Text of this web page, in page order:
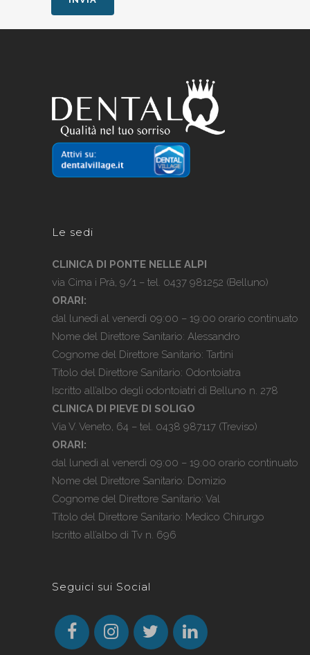
Le sedi
CLINICA DI PONTE NELLE ALPI
via Cima i Prà, 9/1 – tel. 0437 981252 (Belluno)
ORARI:
dal lunedì al venerdì 09:00 – 19:00 orario continuato
Nome del Direttore Sanitario: Alessandro
Cognome del Direttore Sanitario: Tartini
Titolo del Direttore Sanitario: Odontoiatra
Iscritto all’albo degli odontoiatri di Belluno n. 278
CLINICA DI PIEVE DI SOLIGO
Via V. Veneto, 64 – tel. 0438 987117 (Treviso)
ORARI:
dal lunedì al venerdì 09:00 – 19:00 orario continuato
Nome del Direttore Sanitario: Domizio
Cognome del Direttore Sanitario: Val
Titolo del Direttore Sanitario: Medico Chirurgo
Iscritto all’albo di Tv n. 696
Seguici sui Social